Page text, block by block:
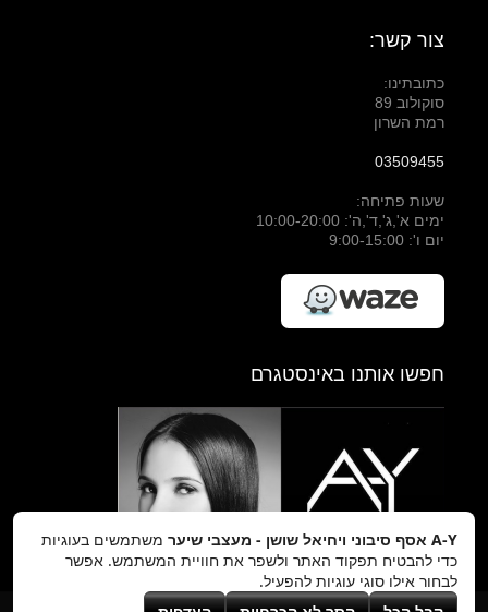
צור קשר:
כתובתינו:
סוקולוב 89
רמת השרון
03509455
שעות פתיחה:
ימים א',ג',ד',ה': 10:00-20:00
יום ו': 9:00-15:00
חפשו אותנו באינסטגרם
A-Y אסף סיבוני ויחיאל שושן - מעצבי שיער
משתמשים בעוגיות
כדי להבטיח תפקוד האתר ולשפר את חוויית המשתמש. אפשר
לבחור אילו סוגי עוגיות להפעיל.